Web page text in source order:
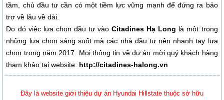
tầm, chủ đầu tư cần có một tiềm lực vững mạnh để đứng ra bảo
trợ về lâu về dài.
Do đó việc lựa chọn đầu tư vàoCitadines Hạ Long là một trong
những lựa chọn sáng suốt mà các nhà đầu tư nên nhanh tay lựa
chọn trong năm 2017. Mọi thông tin về dự án mời quý khách hàng
tham khảo tại website: http://citadines-halong.vn
Đây là website giới thiệu dự án Hyundai Hillstate thuộc sở hữu